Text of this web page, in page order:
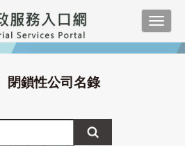
閉鎖性公司名錄